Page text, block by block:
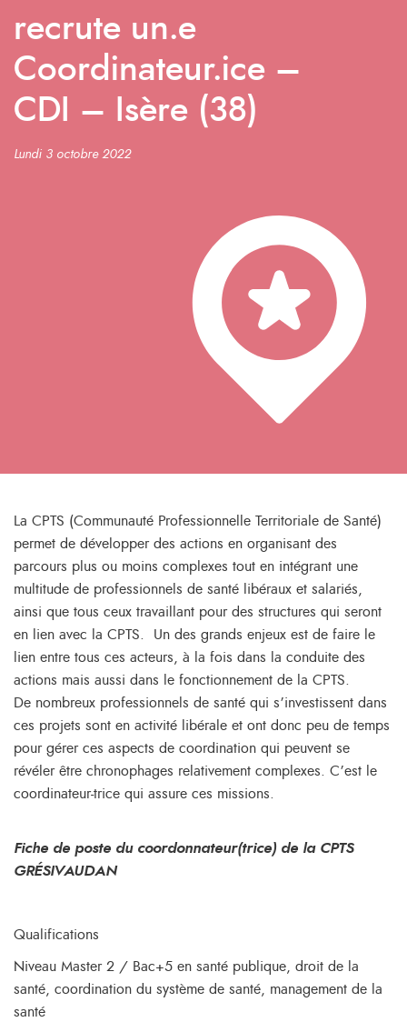
recrute un.e
Coordinateur.ice –
CDI – Isère (38)
Lundi 3 octobre 2022
La CPTS (Communauté Professionnelle Territoriale de Santé)
permet de développer des actions en organisant des
parcours plus ou moins complexes tout en intégrant une
multitude de professionnels de santé libéraux et salariés,
ainsi que tous ceux travaillant pour des structures qui seront
en lien avec la CPTS. Un des grands enjeux est de faire le
lien entre tous ces acteurs, à la fois dans la conduite des
actions mais aussi dans le fonctionnement de la CPTS.
De nombreux professionnels de santé qui s’investissent dans
ces projets sont en activité libérale et ont donc peu de temps
pour gérer ces aspects de coordination qui peuvent se
révéler être chronophages relativement complexes. C’est le
coordinateur-trice qui assure ces missions.
Fiche de poste du coordonnateur(trice) de la CPTS
GRÉSIVAUDAN
Qualifications
Niveau Master 2 / Bac+5 en santé publique, droit de la
santé, coordination du système de santé, management de la
santé